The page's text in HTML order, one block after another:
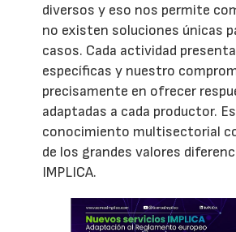
diversos y eso nos permite
no existen soluciones únicas
casos. Cada actividad
específicas y nuestro
precisamente en ofrecer
adaptadas a cada productor.
conocimiento multisectorial
de los grandes valores
IMPLICA.